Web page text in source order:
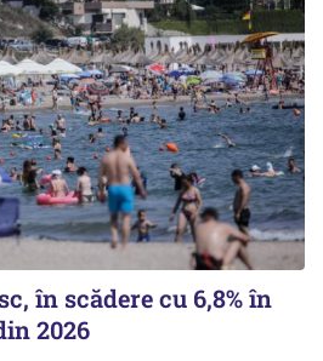
în scădere cu 6,8% în
2026